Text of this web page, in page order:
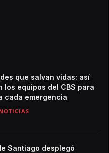
que salvan vidas: así
los equipos del CBS para
cada emergencia
NOTICIAS
Santiago desplegó